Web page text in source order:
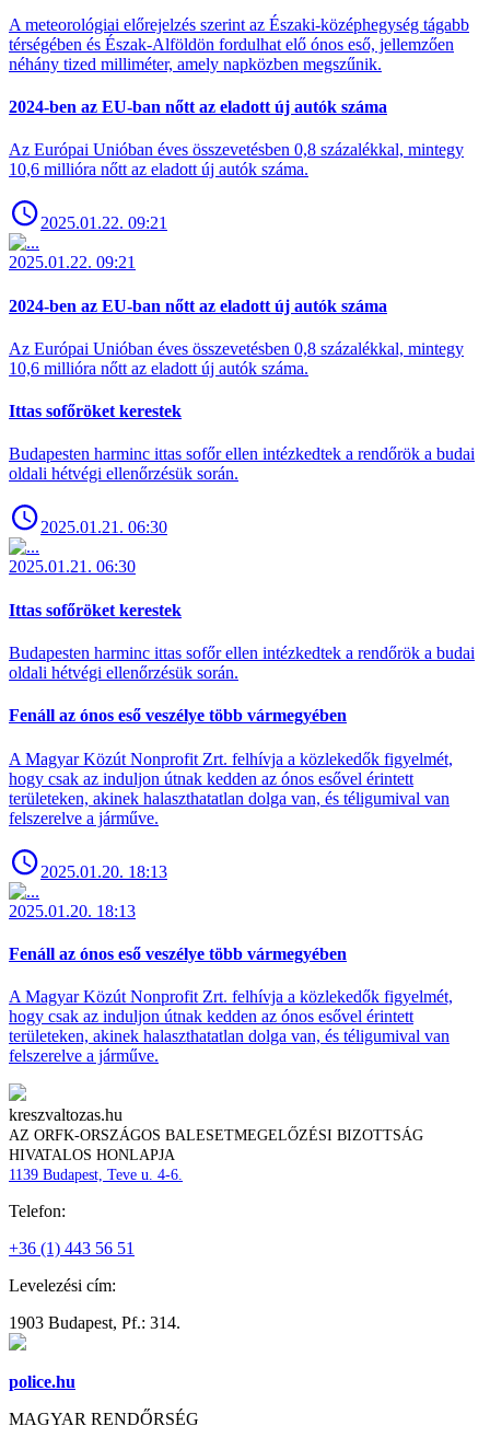
A meteorológiai előrejelzés szerint az Északi-középhegység tágabb
térségében és Észak-Alföldön fordulhat elő ónos eső, jellemzően
néhány tized milliméter, amely napközben megszűnik.
2024-ben az EU-ban nőtt az eladott új autók száma
Az Európai Unióban éves összevetésben 0,8 százalékkal, mintegy
10,6 millióra nőtt az eladott új autók száma.
2025.01.22. 09:21
2025.01.22. 09:21
2024-ben az EU-ban nőtt az eladott új autók száma
Az Európai Unióban éves összevetésben 0,8 százalékkal, mintegy
10,6 millióra nőtt az eladott új autók száma.
Ittas sofőröket kerestek
Budapesten harminc ittas sofőr ellen intézkedtek a rendőrök a budai
oldali hétvégi ellenőrzésük során.
2025.01.21. 06:30
2025.01.21. 06:30
Ittas sofőröket kerestek
Budapesten harminc ittas sofőr ellen intézkedtek a rendőrök a budai
oldali hétvégi ellenőrzésük során.
Fenáll az ónos eső veszélye több vármegyében
A Magyar Közút Nonprofit Zrt. felhívja a közlekedők figyelmét,
hogy csak az induljon útnak kedden az ónos esővel érintett
területeken, akinek halaszthatatlan dolga van, és téligumival van
felszerelve a járműve.
2025.01.20. 18:13
2025.01.20. 18:13
Fenáll az ónos eső veszélye több vármegyében
A Magyar Közút Nonprofit Zrt. felhívja a közlekedők figyelmét,
hogy csak az induljon útnak kedden az ónos esővel érintett
területeken, akinek halaszthatatlan dolga van, és téligumival van
felszerelve a járműve.
kreszvaltozas.hu
AZ ORFK-ORSZÁGOS BALESETMEGELŐZÉSI BIZOTTSÁG
HIVATALOS HONLAPJA
1139 Budapest, Teve u. 4-6.
Telefon:
+36 (1) 443 56 51
Levelezési cím:
1903 Budapest, Pf.: 314.
police.hu
MAGYAR RENDŐRSÉG